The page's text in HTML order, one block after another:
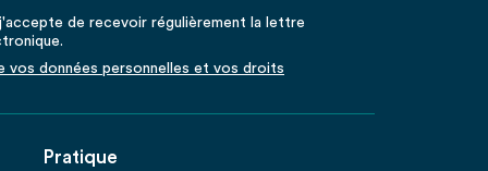
de recevoir régulièrement la lettre
vos données personnelles et vos droits
Pratique